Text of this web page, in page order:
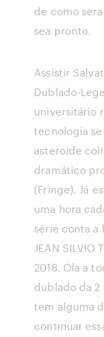
de como
sea pronto.
Assistir
Dublado-
universitário
tecnologia
asteroide
dramático
(Fringe). Já
uma hora
série conta a
JEAN SILVIO
2018. Ola a
dublado da
tem alguma
continuar